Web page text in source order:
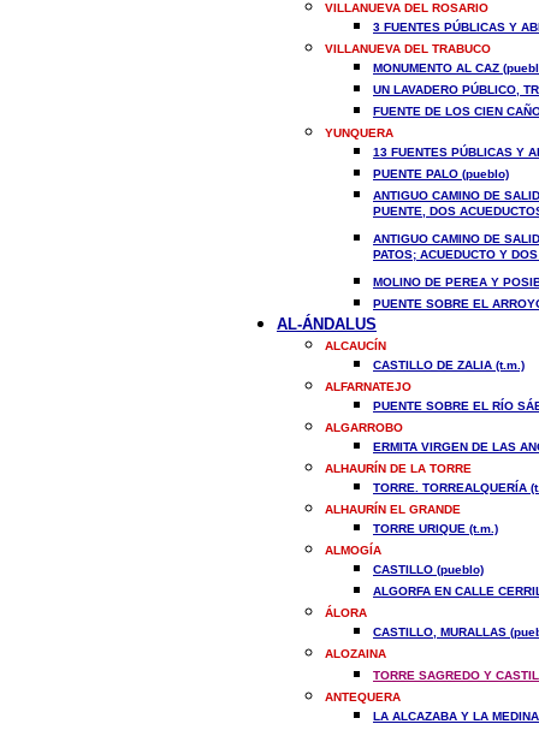
VILLANUEVA DEL ROSARIO
3 FUENTES PÚBLICAS Y
VILLANUEVA DEL TRABUCO
MONUMENTO AL CAZ
UN LAVADERO PÚBLICO,
FUENTE DE LOS CIEN
YUNQUERA
13 FUENTES PÚBLICAS Y
PUENTE PALO (pueblo)
ANTIGUO CAMINO DE
PUENTE, DOS
ANTIGUO CAMINO DE
PATOS; ACUEDUCTO Y
MOLINO DE PEREA Y
PUENTE SOBRE EL
AL-ÁNDALUS
ALCAUCÍN
CASTILLO DE ZALIA (t.m.)
ALFARNATEJO
PUENTE SOBRE EL RÍO
ALGARROBO
ERMITA VIRGEN DE LAS
ALHAURÍN DE LA TORRE
TORRE. TORREALQUERÍA
ALHAURÍN EL GRANDE
TORRE URIQUE (t.m.)
ALMOGÍA
CASTILLO (pueblo)
ALGORFA EN CALLE
ÁLORA
CASTILLO, MURALLAS
ALOZAINA
TORRE SAGREDO Y
ANTEQUERA
LA ALCAZABA Y LA